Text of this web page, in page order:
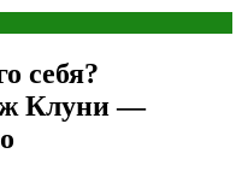
себя?
Клуни —